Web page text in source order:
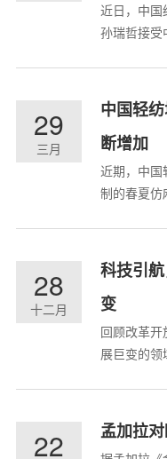
近日，中国
孙瑞哲接受
常好的前
重要组成
领域；同时
29
三月
中国轻
断增加
近期，中国
制的春夏仿
格仿麻面料
动，原料
纱类...
28
十二月
科技引
变
回顾改革
展巨变的
会长、中
出，产业用
22 孟加拉